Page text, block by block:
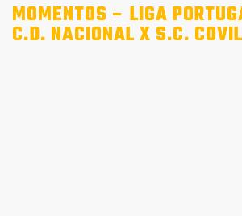
MOMENTOS – LIGA
C.D. NACIONAL X S.C.